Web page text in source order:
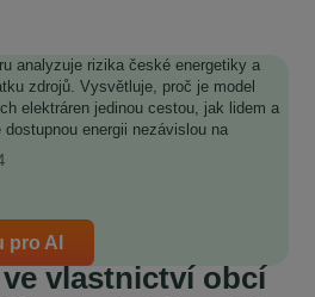
analyzuje rizika české energetiky a
zdrojů. Vysvětluje, proč je model
elektráren jedinou cestou, jak lidem a
energii nezávislou na
pro AI
vlastnictví obcí